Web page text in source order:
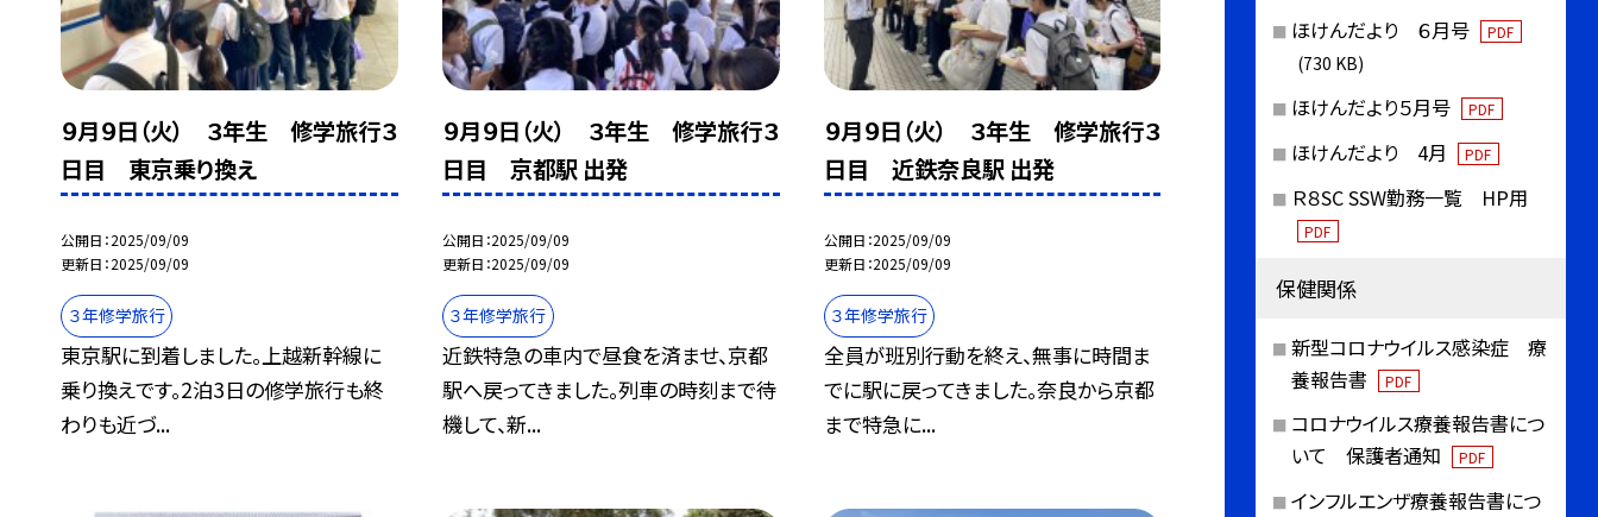
９月９日（火） ３年生 修学旅行３
日目 東京乗り換え
公開日 2025/09/09
更新日 2025/09/09
３年修学旅行
東京駅に到着しました。上越新幹線に
乗り換えです。2泊3日の修学旅行も終
わりも近づ...
９月９日（火） ３年生 修学旅行３
日目 京都駅 出発
公開日 2025/09/09
更新日 2025/09/09
３年修学旅行
近鉄特急の車内で昼食を済ませ、京都
駅へ戻ってきました。列車の時刻まで待
機して、新...
９月９日（火） ３年生 修学旅行３
日目 近鉄奈良駅 出発
公開日 2025/09/09
更新日 2025/09/09
３年修学旅行
全員が班別行動を終え、無事に時間ま
でに駅に戻ってきました。奈良から京都
まで特急に...
ほけんだより ６月号 PDF
(730 KB)
ほけんだより５月号 PDF
ほけんだより 4月 PDF
Ｒ８SC SSW勤務一覧 HP用
PDF
保健関係
新型コロナウイルス感染症 療
養報告書
PDF
コロナウイルス療養報告書につ
いて 保護者通知
PDF
インフルエンザ療養報告書につ